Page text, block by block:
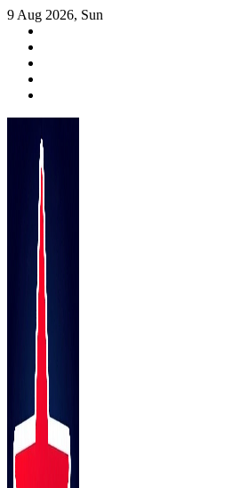
Skip
content
9 Aug 2026, Sun